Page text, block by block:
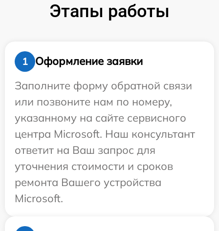
Этапы работы
1
Оформление заявки
Заполните форму обратной связи
или позвоните нам по номеру,
указанному на сайте сервисного
центра Microsoft. Наш консультант
ответит на Ваш запрос для
уточнения стоимости и сроков
ремонта Вашего устройства
Microsoft.